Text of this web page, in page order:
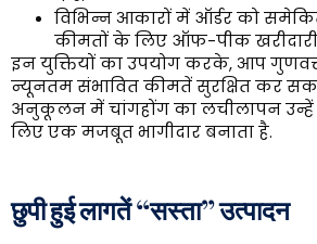
विभिन्न आकारों में ऑर्डर को
कीमतों के लिए ऑफ-पीक खरीदारी
इन युक्तियों का उपयोग करके, आप
न्यूनतम संभावित कीमतें सुरक्षित कर
अनुकूलन में चांगहोंग का लचीलापन उन्हें
लिए एक मजबूत भागीदार बनाता है.
छुपी हुई लागतें “सस्ता” उत्पादन